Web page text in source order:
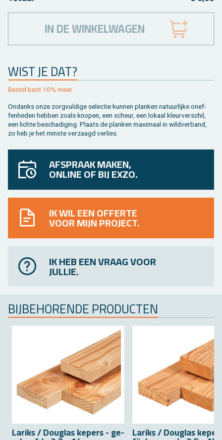
WIST JE DAT?
Be­stel best 10% meer.
On­danks onze zorg­vul­di­ge se­lec­tie kun­nen plan­ken na­tuur­lij­ke on­ef­
fen­he­den heb­ben zoals kno­pen, een scheur, een lo­kaal kleur­ver­schil,
een lich­te be­scha­di­ging. Plaats de plan­ken maxi­maal in wild­ver­band,
zo heb je het min­ste ver­zaagd ver­lies.
IN DE WINKELWAGEN
AFSPRAAK MAKEN,
ONLINE OF BIJ EXZO.
IK WIL EEN OFFERTE
VOOR MIJN PROJECT.
IK HEB EEN VRAAG VOOR
JULLIE.
BIJ­BE­HO­REN­DE PRO­DUC­TEN
La­riks / Dou­g­las ke­pers - ge­ La­riks / Dou­g­las